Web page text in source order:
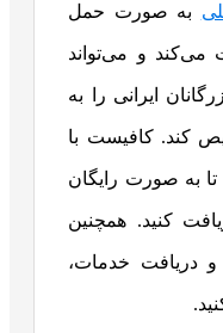
به صورت حمل
می‌کند و می‌تواند
ایرانی را به
کند. کافیست با
تا به صورت رایگان
کنید. همچنین
و دریافت خدمات،